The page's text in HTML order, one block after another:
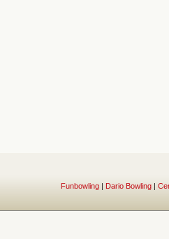
Funbowling | Dario Bowling |